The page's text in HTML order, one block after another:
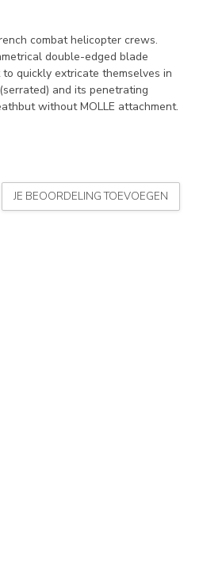
combat helicopter crews.
double-edged blade
quickly extricate themselves in
and its penetrating
without MOLLE attachment.
JE BEOORDELING TOEVOEGEN